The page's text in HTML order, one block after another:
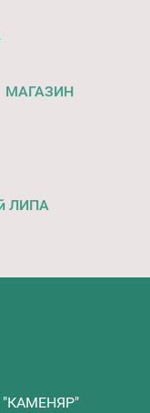
МАГАЗИН
ЛИПА
"КАМЕНЯР"